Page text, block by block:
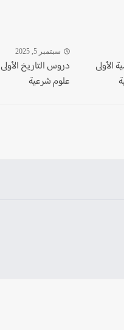
الأولى
سبتمبر 5, 2025
دروس التاريخ الأولى
علوم شرعية